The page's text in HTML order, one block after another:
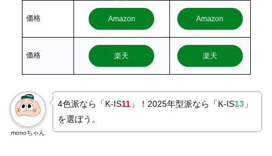
価格 Amazon Amazon
価格 楽天 楽天
monoちゃん
4色派なら「K-IS11 」！2025年型派なら「K-IS13 」
を選ぼう。